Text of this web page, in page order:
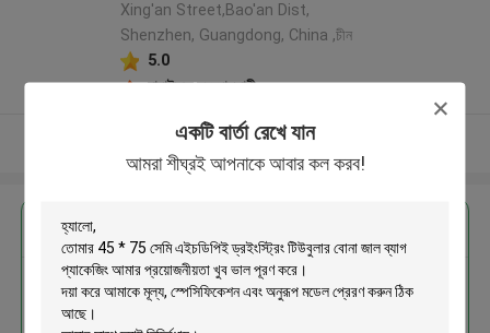
একটি বার্তা রেখে যান
আমরা শীঘ্রই আপনাকে আবার কল করব!
Xing'an Street,Bao'an Dist,
Shenzhen, Guangdong, China ,চীন
5.0
যাচাইকৃত সরবরাহকারী
আরো দেখুন
45 * 75 সেমি এইচডিপিই ড্রইংস্ট্রিং